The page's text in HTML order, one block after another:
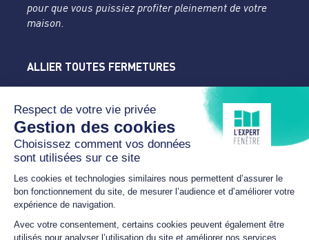
pour que vous puissiez profiter pleinement de votre
maison.
ALLIER TOUTES FERMETURES
Allier
Rue du Parc de la Mothe
03400 YZEURE
lexpertfenetre-atf@orange.fr